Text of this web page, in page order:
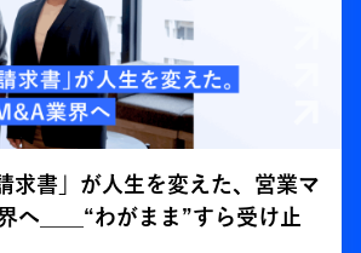
求書」が人生を変えた、営業マ
へ____“わがまま”すら受け止